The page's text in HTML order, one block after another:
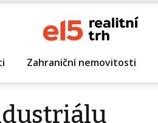
Zahraniční nemovitosti